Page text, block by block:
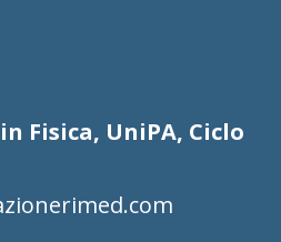
Fisica, UniPA, Ciclo